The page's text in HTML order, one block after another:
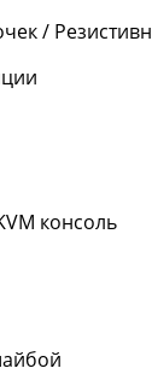
/
консоль